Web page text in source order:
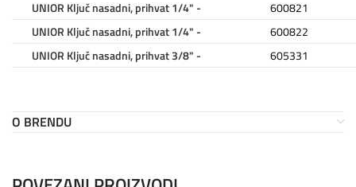
UNIOR Ključ nasadni, prihvat 1/4" -
600821
UNIOR Ključ nasadni, prihvat 1/4" -
600822
UNIOR Ključ nasadni, prihvat 3/8" -
605331
O BRENDU